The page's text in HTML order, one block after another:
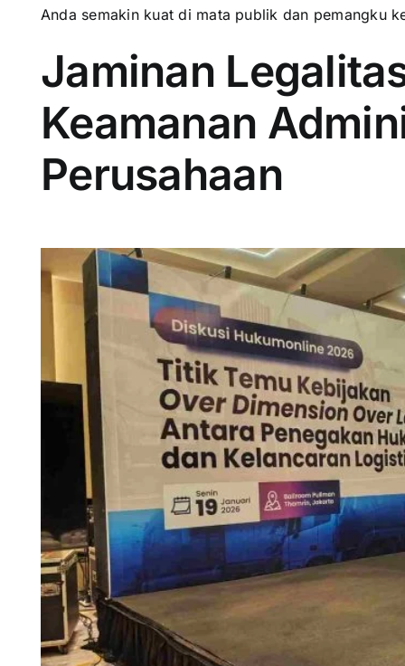
Anda semakin kuat di mata publik dan pemangku
Jaminan
Keamanan
Perusahaan